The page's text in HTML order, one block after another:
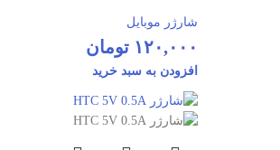
شارژر موبایل
۱۲۰,۰۰۰ تومان
افزودن به سبد خرید